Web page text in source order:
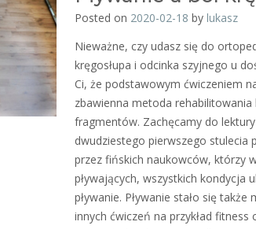
Posted on 2020-02-18 by lukasz
Nieważne, czy udasz się do
kręgosłupa i odcinka szyjnego u
Ci, że podstawowym ćwiczeniem
zbawienna metoda rehabilitowania
fragmentów. Zachęcamy do
dwudziestego pierwszego stulecia
przez fińskich naukowców, którzy
pływających, wszystkich kondycja
pływanie. Pływanie stało się
innych ćwiczeń na przykład